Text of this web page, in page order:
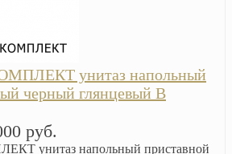
унитаз напольный
черный глянцевый В
руб.
унитаз напольный приставной